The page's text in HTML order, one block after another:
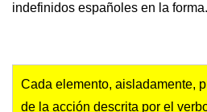
indefinidos españoles en la forma.
Cada elemento, aisladamente,
de la acción descrita por el